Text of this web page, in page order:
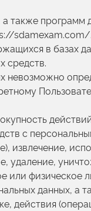
также программ
sdamexam.com/.
в базах
средств.
невозможно
с
извлечение,
удаление,
или физическое
данных, а
действия